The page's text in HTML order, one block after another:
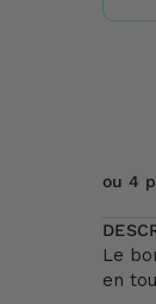
ou 4
Le
en